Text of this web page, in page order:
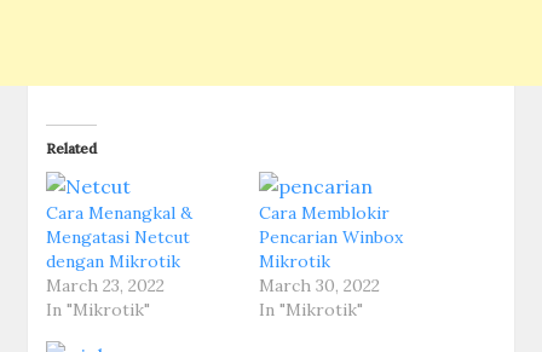
Related
Cara Menangkal &
Mengatasi Netcut
dengan Mikrotik
March 23, 2022
In "Mikrotik"
Cara Memblokir
Pencarian Winbox
Mikrotik
March 30, 2022
In "Mikrotik"